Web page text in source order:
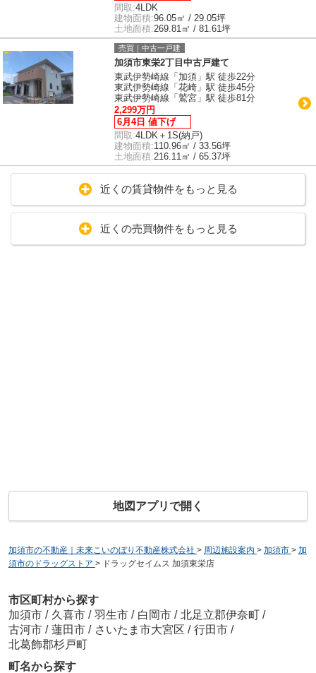
間取:4LDK
建物面積:96.05㎡ / 29.05坪
土地面積:269.81㎡ / 81.61坪
売買｜中古一戸建
加須市東栄2丁目中古戸建て
東武伊勢崎線「加須」駅 徒歩22分
東武伊勢崎線「花崎」駅 徒歩45分
東武伊勢崎線「鷲宮」駅 徒歩81分
2,299万円
6月4日 値下げ
間取:4LDK＋1S(納戸)
建物面積:110.96㎡ / 33.56坪
土地面積:216.11㎡ / 65.37坪
近くの賃貸物件をもっと見る
近くの売買物件をもっと見る
地図アプリで開く
加須市の不動産｜未来こいのぼり不動産株式会社 > 周辺施設案内 > 加須市 > 加
須市のドラッグストア > ドラッグセイムス 加須東栄店
市区町村から探す
加須市 / 久喜市 / 羽生市 / 白岡市 / 北足立郡伊奈町 /
古河市 / 蓮田市 / さいたま市大宮区 / 行田市 /
北葛飾郡杉戸町
町名から探す